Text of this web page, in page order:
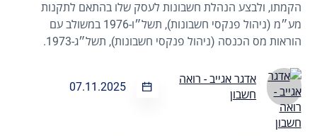
הקמתו, ולבצע הנהלת חשבונות לעסק שלו בהתאם לתקנות
מע״מ (ניהול פנקסי חשבונות), תשל״ו-1976 במשולב עם
הוראות מס הכנסה (ניהול פנקסי חשבונות), תשל״ג-1973.
אדגר אגייב - רואה
חשבון
07.11.2025